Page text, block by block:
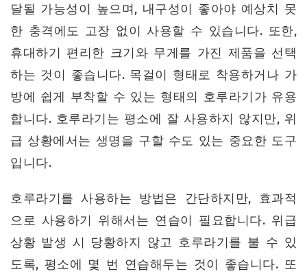
달될 가능성이 높으며, 내구성이 좋아야 예상치 못
한 충격에도 고장 없이 사용할 수 있습니다. 또한,
휴대하기 편리한 크기와 무게를 가진 제품을 선택
하는 것이 좋습니다. 목걸이 형태로 착용하거나 가
방에 쉽게 부착할 수 있는 형태의 호루라기가 유용
합니다. 호루라기는 평소에 잘 사용하지 않지만, 위
급 상황에서는 생명을 구할 수도 있는 중요한 도구
입니다.
호루라기를 사용하는 방법은 간단하지만, 효과적
으로 사용하기 위해서는 연습이 필요합니다. 위급
상황 발생 시 당황하지 않고 호루라기를 불 수 있
도록, 평소에 몇 번 연습해두는 것이 좋습니다. 또